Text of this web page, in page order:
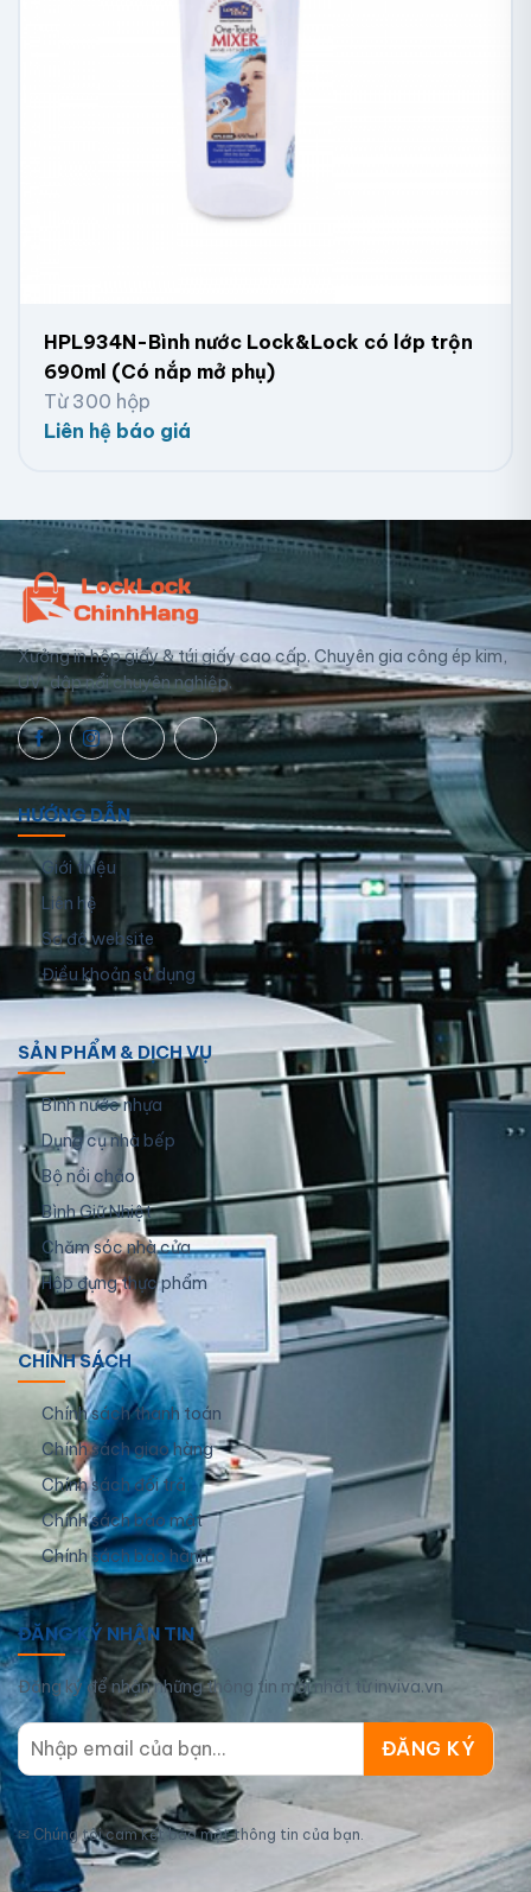
HPL934N-Bình nước Lock&Lock có lớp trộn
690ml (Có nắp mở phụ)
Từ 300 hộp
Liên hệ báo giá
Xưởng in hộp giấy & túi giấy cao cấp. Chuyên gia công ép kim,
UV, dập nổi chuyên nghiệp.
HƯỚNG DẪN
Giới thiệu
Liên hệ
Sơ đồ website
Điều khoản sử dụng
SẢN PHẨM & DỊCH VỤ
Bình nước nhựa
Dụng cụ nhà bếp
Bộ nồi chảo
Bình Giữ Nhiệt
Chăm sóc nhà cửa
Hộp đựng thực phẩm
CHÍNH SÁCH
Chính sách thanh toán
Chính sách giao hàng
Chính sách đổi trả
Chính sách bảo mật
Chính sách bảo hành
ĐĂNG KÝ NHẬN TIN
Đăng ký để nhận những thông tin mới nhất từ inviva.vn
✉ Chúng tôi cam kết bảo mật thông tin của bạn.